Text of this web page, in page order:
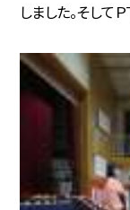
しました。そして